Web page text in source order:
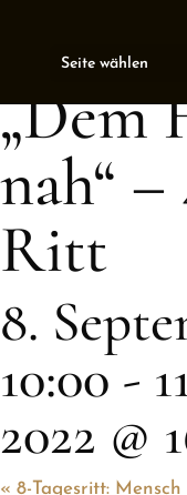
Seite wählen
This event has passed.
„Dem
nah“ –
Ritt
8.
10:00-
2022 @
« 8-Tagesritt: